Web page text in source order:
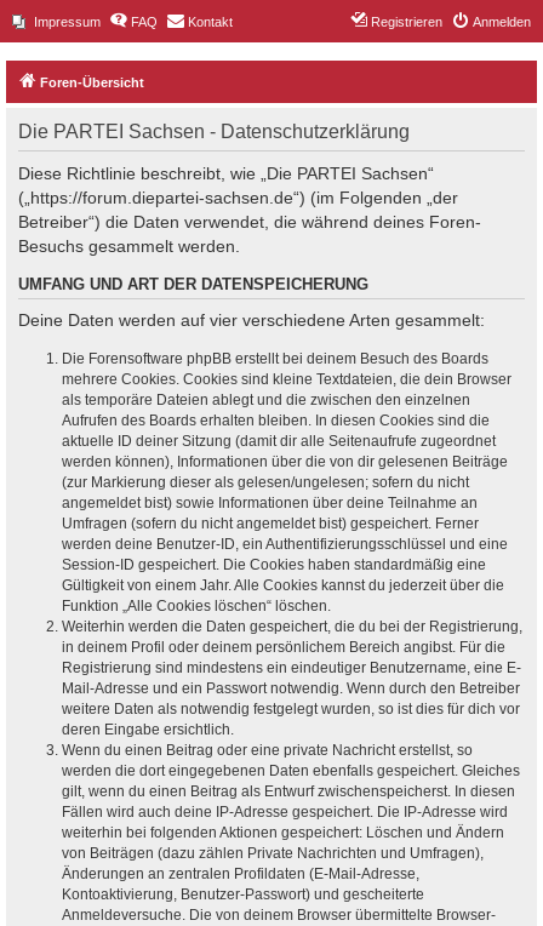
Impressum FAQ Kontakt Anmelden
Registrieren
Foren-Übersicht
Die PARTEI Sachsen - Datenschutzerklärung
Diese Richtlinie beschreibt, wie „Die PARTEI Sachsen“
(„https://forum.diepartei-sachsen.de“) (im Folgenden „der
Betreiber“) die Daten verwendet, die während deines Foren-
Besuchs gesammelt werden.
UMFANG UND ART DER DATENSPEICHERUNG
Deine Daten werden auf vier verschiedene Arten gesammelt:
Die Forensoftware phpBB erstellt bei deinem Besuch des Boards
mehrere Cookies. Cookies sind kleine Textdateien, die dein Browser
als temporäre Dateien ablegt und die zwischen den einzelnen
Aufrufen des Boards erhalten bleiben. In diesen Cookies sind die
aktuelle ID deiner Sitzung (damit dir alle Seitenaufrufe zugeordnet
werden können), Informationen über die von dir gelesenen Beiträge
(zur Markierung dieser als gelesen/ungelesen; sofern du nicht
angemeldet bist) sowie Informationen über deine Teilnahme an
Umfragen (sofern du nicht angemeldet bist) gespeichert. Ferner
werden deine Benutzer-ID, ein Authentifizierungsschlüssel und eine
Session-ID gespeichert. Die Cookies haben standardmäßig eine
Gültigkeit von einem Jahr. Alle Cookies kannst du jederzeit über die
Funktion „Alle Cookies löschen“ löschen.
Weiterhin werden die Daten gespeichert, die du bei der Registrierung,
in deinem Profil oder deinem persönlichem Bereich angibst. Für die
Registrierung sind mindestens ein eindeutiger Benutzername, eine E-
Mail-Adresse und ein Passwort notwendig. Wenn durch den Betreiber
weitere Daten als notwendig festgelegt wurden, so ist dies für dich vor
deren Eingabe ersichtlich.
Wenn du einen Beitrag oder eine private Nachricht erstellst, so
werden die dort eingegebenen Daten ebenfalls gespeichert. Gleiches
gilt, wenn du einen Beitrag als Entwurf zwischenspeicherst. In diesen
Fällen wird auch deine IP-Adresse gespeichert. Die IP-Adresse wird
weiterhin bei folgenden Aktionen gespeichert: Löschen und Ändern
von Beiträgen (dazu zählen Private Nachrichten und Umfragen),
Änderungen an zentralen Profildaten (E-Mail-Adresse,
Kontoaktivierung, Benutzer-Passwort) und gescheiterte
Anmeldeversuche. Die von deinem Browser übermittelte Browser-